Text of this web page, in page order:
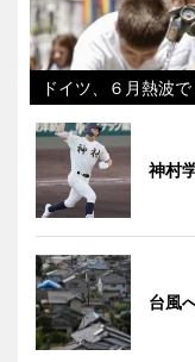
ドイツ、６月熱波
神村
台風